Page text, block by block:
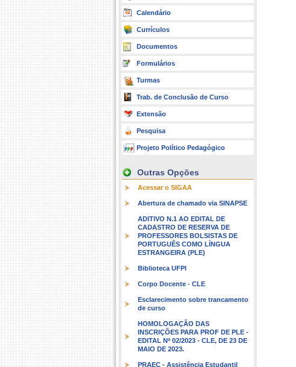
Calendário
Currículos
Documentos
Formulários
Turmas
Trab. de Conclusão de Curso
Extensão
Pesquisa
Projeto Político Pedagógico
Outras Opções
Acessar o SIGAA
Abertura de chamado via SINAPSE
ADITIVO N.1 AO EDITAL DE
CADASTRO DE RESERVA DE
PROFESSORES BOLSISTAS DE
PORTUGUÊS COMO LÍNGUA
ESTRANGEIRA (PLE)
Biblioteca UFPI
Corpo Docente - CLE
Esclarecimento sobre trancamento
de curso
HOMOLOGAÇÃO DAS
INSCRIÇÕES PARA PROF DE PLE -
EDITAL Nº 02/2023 - CLE, DE 23 DE
MAIO DE 2023.
PRAEC - Assistência Estudantil